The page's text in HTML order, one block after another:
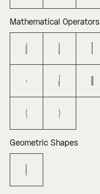
Mathematical Operators
∂ ∆
∙ √ ∞
≤ ≥
Geometric Shapes
◊